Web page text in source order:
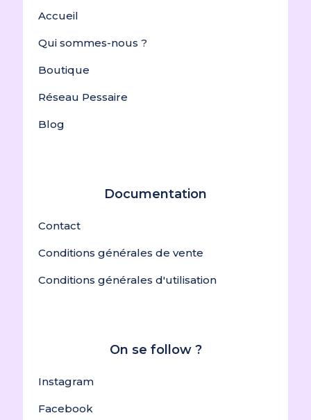
Accueil
Qui sommes-nous ?
Boutique
Réseau Pessaire
Blog
Documentation
Contact
Conditions générales de vente
Conditions générales d'utilisation
On se follow ?
Instagram
Facebook